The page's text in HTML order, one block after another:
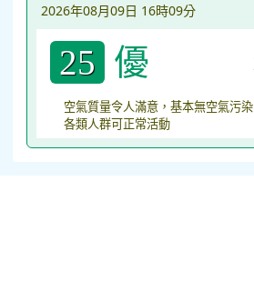
2026年08月09日 16時09分
25 優
空氣質量令人滿意，基本無空氣污染
各類人群可正常活動